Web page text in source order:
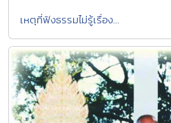
เหตุที่ฟังธรรมไม่รู้เรื่อง...